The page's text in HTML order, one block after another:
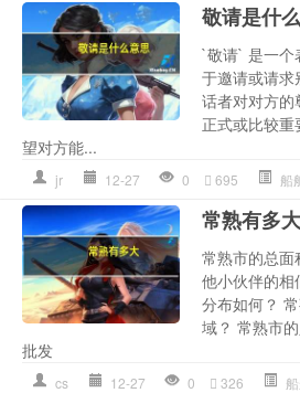
敬请是什
`敬请` 是一个
于邀请或请
话者对对方
正式或比较
望对方能...
jr 12-27 0 695 船
常熟有多大
常熟市的总
他小伙伴的相
分布如何？
域？ 常熟市
批发
cs 12-27 0 326